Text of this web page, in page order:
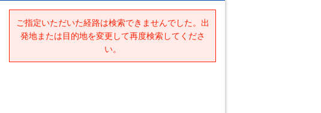
ご指定いただいた経路は検索できませんでした。出
発地または目的地を変更して再度検索してくださ
い。